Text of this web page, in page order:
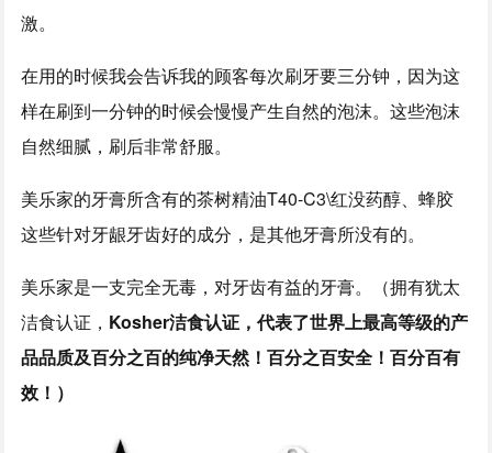
激。
在用的时候我会告诉我的顾客每次刷牙要三分钟，因为这
样在刷到一分钟的时候会慢慢产生自然的泡沫。这些泡沫
自然细腻，刷后非常舒服。
美乐家的牙膏所含有的茶树精油T40-C3\红没药醇、蜂胶
这些针对牙龈牙齿好的成分，是其他牙膏所没有的。
美乐家是一支完全无毒，对牙齿有益的牙膏。（拥有犹太
洁食认证， Kosher洁食认证，代表了世界上最高等级的产
品品质及百分之百的纯净天然！百分之百安全！百分百有
效！）